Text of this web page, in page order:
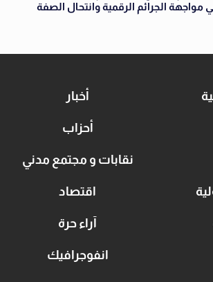
مواجهة الجرائم الرقمية وانتحال الصفة
أخبار
أحزاب
نقابات و مجتمع مدني
اقتصاد
آراء حرة
انفوجرافيك